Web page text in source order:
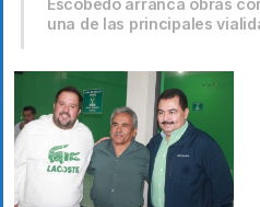
Escobedo arranca obras
una de las principales